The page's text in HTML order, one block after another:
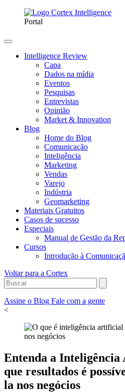
Portal
Intelligence Review
Capa
Dados na mídia
Eventos
Pesquisas
Entrevistas
Opinião
Market & Innovation
Blog
Home do Blog
Comunicação
Inteligência
Marketing
Vendas
Varejo
Indústria
Geomarketing
Materiais Gratuitos
Casos de sucesso
Especiais
Manual de Gestão da
Cursos
Introdução à
Voltar para a Cortex
Assine o Blog Fale com a gente
<
Entenda a
que resultados é
la nos negócios